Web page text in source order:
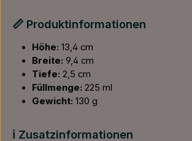
📏 Produktinformationen
Höhe: 13,4 cm
Breite: 9,4 cm
Tiefe: 2,5 cm
Füllmenge: 225 ml
Gewicht: 130 g
ℹ️ Zusatzinformationen